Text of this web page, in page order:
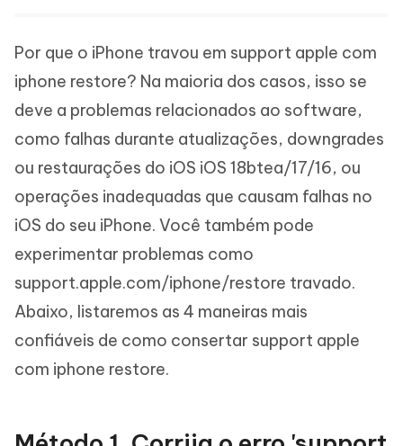
Por que o iPhone travou em support apple com
iphone restore? Na maioria dos casos, isso se
deve a problemas relacionados ao software,
como falhas durante atualizações, downgrades
ou restaurações do iOS iOS 18btea/17/16, ou
operações inadequadas que causam falhas no
iOS do seu iPhone. Você também pode
experimentar problemas como
support.apple.com/iphone/restore travado.
Abaixo, listaremos as 4 maneiras mais
confiáveis de como consertar support apple
com iphone restore.